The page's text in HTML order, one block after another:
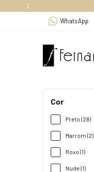
WhatsApp
Cor
Preto (28)
Marrom (2)
Roxo (1)
Nude (1)